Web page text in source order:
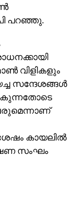
പറഞ്ഞു.
വിളികളും
സന്ദേശങ്ങള്‍
കായലില്‍
സംഘം